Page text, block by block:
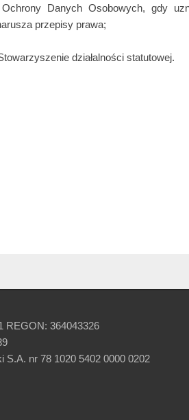
Danych Osobowych, gdy
przepisy prawa;
działalności statutowej.
REGON: 364043326
S.A. nr 78 1020 5402 0000 0202